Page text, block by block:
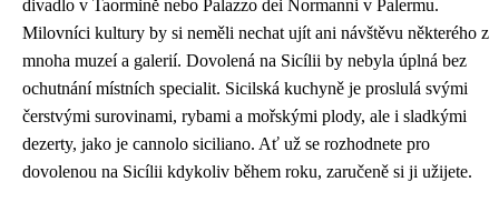
divadlo v Taormině nebo Palazzo dei Normanni v Palermu.
Milovníci kultury by si neměli nechat ujít ani návštěvu některého z
mnoha muzeí a galerií. Dovolená na Sicílii by nebyla úplná bez
ochutnání místních specialit. Sicilská kuchyně je proslulá svými
čerstvými surovinami, rybami a mořskými plody, ale i sladkými
dezerty, jako je cannolo siciliano. Ať už se rozhodnete pro
dovolenou na Sicílii kdykoliv během roku, zaručeně si ji užijete.